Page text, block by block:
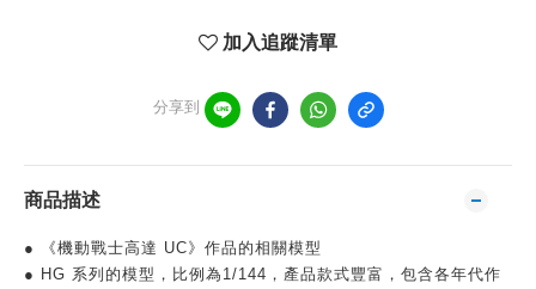
加入追蹤清單
分享到
商品描述
● 《機動戰士高達 UC》作品的相關模型
● HG 系列的模型，比例為1/144，產品款式豐富，包含各年代作